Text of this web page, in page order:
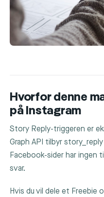
Hvorfor denne
på Instagram
Story Reply-triggeren er
Graph API tilbyr story_reply
Facebook-sider har ingen
svar.
Hvis du vil dele et Freebie